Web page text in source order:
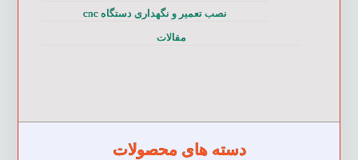
نصب تعمیر و نگهداری دستگاه cnc
مقالات
دسته های محصولات